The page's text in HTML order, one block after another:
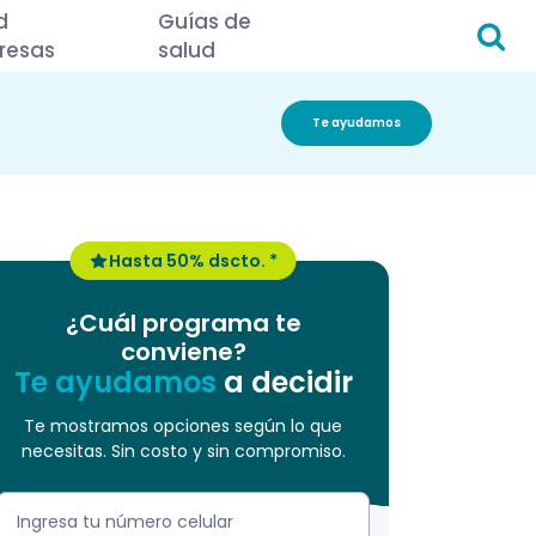
Guías de
salud
Te ayudamos
Hasta 50% dscto. *
¿Cuál programa te
conviene?
Te ayudamos a decidir
Te mostramos opciones según lo que
necesitas. Sin costo y sin compromiso.